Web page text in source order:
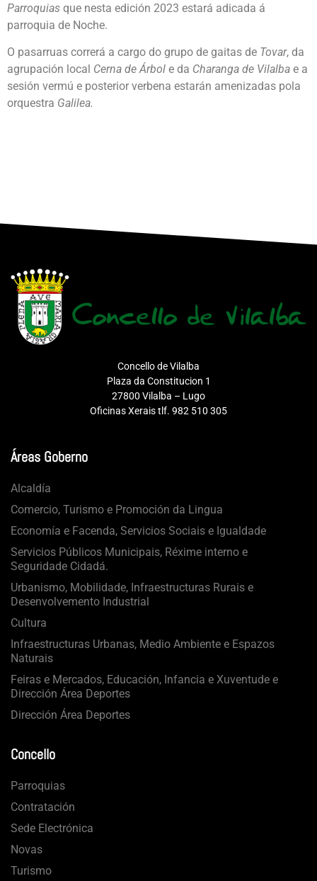
Parroquias que nesta edición 2023 estará adicada á
parroquia de Noche.
O pasarruas correrá a cargo do grupo de gaitas de Tovar, da
agrupación local Cerna de Árbol e da Charanga de Vilalba e a
sesión vermú e posterior verbena estarán amenizadas pola
orquestra Galilea.
Concello de Vilalba
Plaza da Constitucion 1
27800 Vilalba – Lugo
Oficinas Xerais tlf. 982 510 305
Áreas Goberno
Alcaldía
Comercio, Turismo e Promoción da Lingua
Economía e Facenda, Servicios Sociais e Igualdade
Servicios Públicos Municipais, Réxime interno e
Seguridade Cidadá.
Urbanismo, Mobilidade, Infraestructuras Rurais e
Desenvolvemento Industrial
Cultura
Infraestructuras Urbanas, Medio Ambiente e Espazos
Naturais
Feiras e Mercados, Educación, Infancia e Xuventude e
Dirección Área Deportes
Dirección Área Deportes
Concello
Parroquias
Contratación
Sede Electrónica
Novas
Turismo